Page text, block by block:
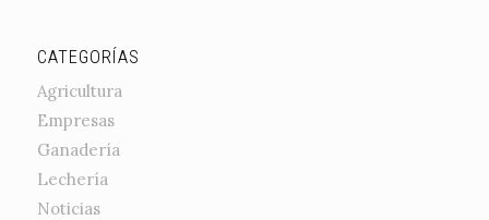
CATEGORÍAS
Agricultura
Empresas
Ganadería
Lechería
Noticias